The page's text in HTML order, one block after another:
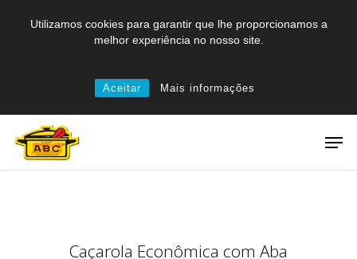
Utilizamos cookies para garantir que lhe proporcionamos a
melhor experiência no nosso site.
Aceitar Mais informações
Caçarola Econômica com Aba